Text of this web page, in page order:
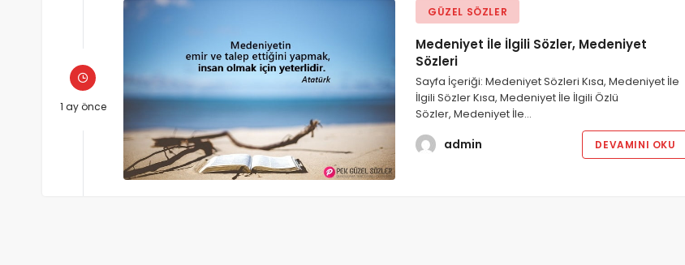
1 ay önce
GÜZEL SÖZLER
Medeniyet İle İlgili Sözler, Medeniyet
Sözleri
Sayfa İçeriği: Medeniyet Sözleri Kısa, Medeniyet İle
İlgili Sözler Kısa, Medeniyet İle İlgili Özlü
Sözler, Medeniyet İle…
admin DEVAMINI OKU